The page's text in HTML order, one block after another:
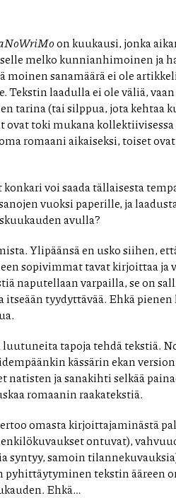
on kuukausi, jonka
melko kunnianhimoinen ja
moinen sanamäärä ei ole
Tekstin laadulla ei ole väliä,
tarina (tai silppua, jota kehtaa
ovat toki mukana
romaani aikaiseksi, toiset
voi saada tällaisesta
vuoksi paperille, ja
avulla?
Ylipäänsä en usko siihen,
sopivimmat tavat kirjoittaa ja
naputellaan varpailla, se on
itseään tyydyttävää. Ehkä
tapoja tehdä tekstiä.
kässärin ekan
natisten ja sanakihti selkää
romaanin raakatekstiä.
omasta kirjoittajaminästä
ontuvat),
syntyy, samoin
tekstin ääreen
Ehkä…